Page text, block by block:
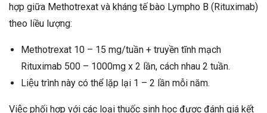
hợp giữa Methotrexat và kháng tế bào Lympho B (Rituximab)
theo liều lượng:
Methotrexat 10 – 15 mg/tuần + truyền tĩnh mạch
Rituximab 500 – 1000mg x 2 lần, cách nhau 2 tuần.
Liệu trình này có thể lặp lại 1 – 2 lần mỗi năm.
Việc phối hợp với các loại thuốc sinh học được đánh giá kết